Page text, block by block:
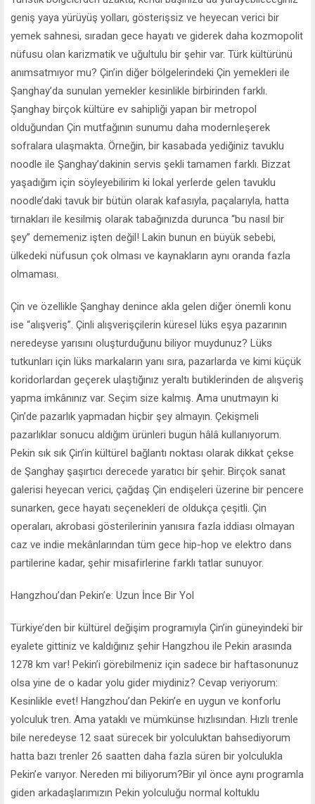
geniş yaya yürüyüş yolları, gösterişsiz ve heyecan verici bir
yemek sahnesi, sıradan gece hayatı ve giderek daha kozmopolit
nüfusu olan karizmatik ve uğultulu bir şehir var. Türk kültürünü
anımsatmıyor mu? Çin’in diğer bölgelerindeki Çin yemekleri ile
Şanghay’da sunulan yemekler kesinlikle birbirinden farklı.
Şanghay birçok kültüre ev sahipliği yapan bir metropol
olduğundan Çin mutfağının sunumu daha modernleşerek
sofralara ulaşmakta. Örneğin, bir kasabada yediğiniz tavuklu
noodle ile Şanghay’dakinin servis şekli tamamen farklı. Bizzat
yaşadığım için söyleyebilirim ki lokal yerlerde gelen tavuklu
noodle’daki tavuk bir bütün olarak kafasıyla, paçalarıyla, hatta
tırnakları ile kesilmiş olarak tabağınızda durunca “bu nasıl bir
şey” dememeniz işten değil! Lakin bunun en büyük sebebi,
ülkedeki nüfusun çok olması ve kaynakların aynı oranda fazla
olmaması.
Çin ve özellikle Şanghay denince akla gelen diğer önemli konu
ise “alışveriş”. Çinli alışverişçilerin küresel lüks eşya pazarının
neredeyse yarısını oluşturduğunu biliyor muydunuz? Lüks
tutkunları için lüks markaların yanı sıra, pazarlarda ve kimi küçük
koridorlardan geçerek ulaştığınız yeraltı butiklerinden de alışveriş
yapma imkânınız var. Seçim size kalmış. Ama unutmayın ki
Çin’de pazarlık yapmadan hiçbir şey almayın. Çekişmeli
pazarlıklar sonucu aldığım ürünleri bugün hâlâ kullanıyorum.
Pekin sık sık Çin’in kültürel bağlantı noktası olarak dikkat çekse
de Şanghay şaşırtıcı derecede yaratıcı bir şehir. Birçok sanat
galerisi heyecan verici, çağdaş Çin endişeleri üzerine bir pencere
sunarken, gece hayatı seçenekleri de oldukça çeşitli. Çin
operaları, akrobasi gösterilerinin yanısıra fazla iddiası olmayan
caz ve indie mekânlarından tüm gece hip-hop ve elektro dans
partilerine kadar, şehir misafirlerine farklı tatlar sunuyor.
Hangzhou’dan Pekin’e: Uzun İnce Bir Yol
Türkiye’den bir kültürel değişim programıyla Çin’in güneyindeki bir
eyalete gittiniz ve kaldığınız şehir Hangzhou ile Pekin arasında
1278 km var! Pekin’i görebilmeniz için sadece bir haftasonunuz
olsa yine de o kadar yolu gider miydiniz? Cevap veriyorum:
Kesinlikle evet! Hangzhou’dan Pekin’e en uygun ve konforlu
yolculuk tren. Ama yataklı ve mümkünse hızlısından. Hızlı trenle
bile neredeyse 12 saat sürecek bir yolculuktan bahsediyorum
hatta bazı trenler 26 saatten daha fazla süren bir yolculukla
Pekin’e varıyor. Nereden mi biliyorum?Bir yıl önce aynı programla
giden arkadaşlarımızın Pekin yolculuğu normal koltuklu